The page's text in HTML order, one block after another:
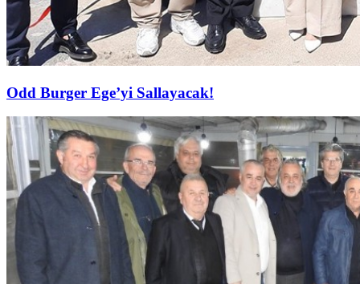
Odd Burger Ege’yi Sallayacak!